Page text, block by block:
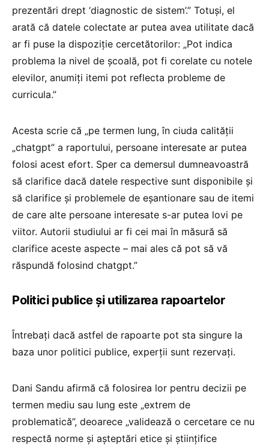
prezentări drept ‘diagnostic de sistem’.” Totuși, el
arată că datele colectate ar putea avea utilitate dacă
ar fi puse la dispoziție cercetătorilor: „Pot indica
problema la nivel de școală, pot fi corelate cu notele
elevilor, anumiți itemi pot reflecta probleme de
curricula.”
Acesta scrie că „pe termen lung, în ciuda calității
„chatgpt” a raportului, persoane interesate ar putea
folosi acest efort. Sper ca demersul dumneavoastră
să clarifice dacă datele respective sunt disponibile și
să clarifice și problemele de eșantionare sau de itemi
de care alte persoane interesate s-ar putea lovi pe
viitor. Autorii studiului ar fi cei mai în măsură să
clarifice aceste aspecte – mai ales că pot să vă
răspundă folosind chatgpt.”
Politici publice și utilizarea rapoartelor
Întrebați dacă astfel de rapoarte pot sta singure la
baza unor politici publice, experții sunt rezervați.
Dani Sandu afirmă că folosirea lor pentru decizii pe
termen mediu sau lung este „extrem de
problematică”, deoarece „validează o cercetare ce nu
respectă norme și așteptări etice și științifice